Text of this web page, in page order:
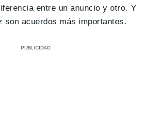
entre un anuncio y otro. Y
son acuerdos más importantes.